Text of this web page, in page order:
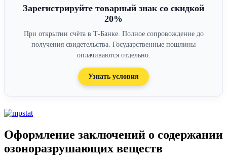
Зарегистрируйте товарный знак со скидкой
20%
При открытии счёта в Т-Банке. Полное сопровождение до
получения свидетельства. Государственные пошлины
оплачиваются отдельно.
Узнать условия
Оформление заключений о содержании
озоноразрушающих веществ